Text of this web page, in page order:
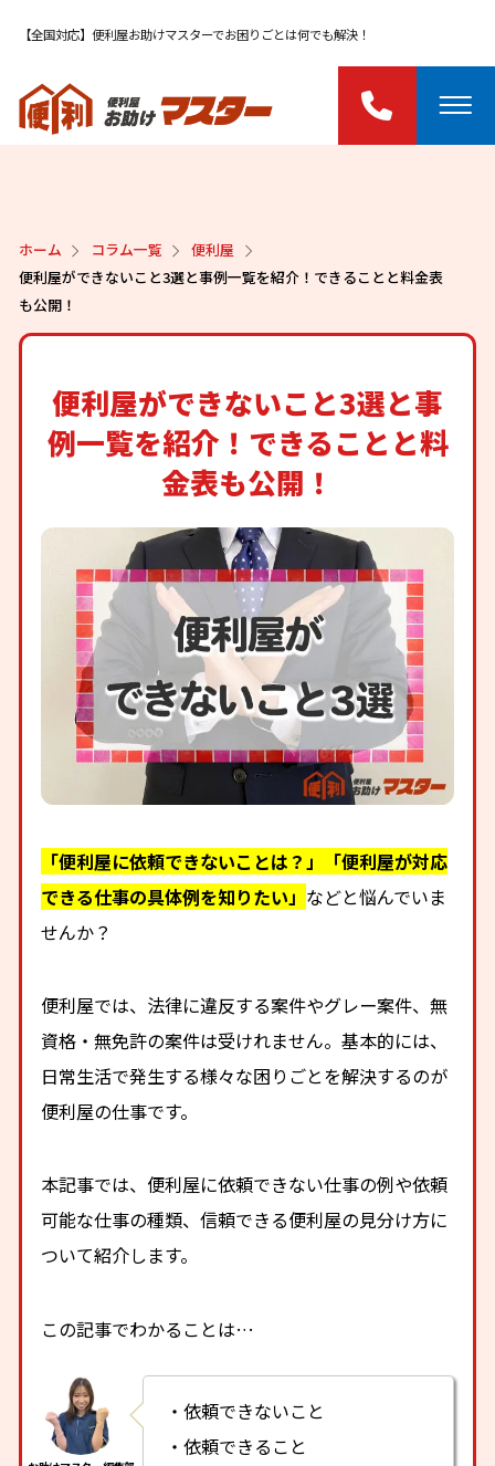
【全国対応】便利屋お助けマスターでお困りごとは何でも解決！
ホーム コラム一覧
便利屋
便利屋ができないこと3選と事例一覧を紹介！できることと料金表
も公開！
便利屋ができないこと3選と事
例一覧を紹介！できることと料
金表も公開！
「便利屋に依頼できないことは？」「便利屋が対応
できる仕事の具体例を知りたい」 などと悩んでいま
せんか？
便利屋では、法律に違反する案件やグレー案件、無
資格・無免許の案件は受けれません。基本的には、
日常生活で発生する様々な困りごとを解決するのが
便利屋の仕事です。
本記事では、便利屋に依頼できない仕事の例や依頼
可能な仕事の種類、信頼できる便利屋の見分け方に
ついて紹介します。
この記事でわかることは…
・依頼できないこと
・依頼できること